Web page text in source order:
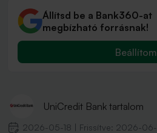
Állítsd be a Bank360-at
megbízható forrásnak!
Beállítom
UniCredit Bank tartalom
2026-05-18 Frissítve: 2026-06-